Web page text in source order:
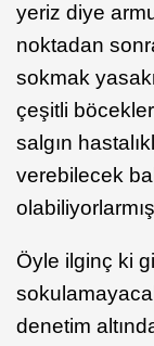
yeriz diye
noktadan
sokmak
çeşitli
salgın
verebilecek
Öyle ilginç ki
denetim